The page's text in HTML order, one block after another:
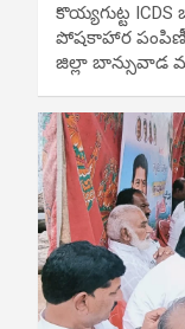
కొయ్యగుట్ట
పోషకాహార
జిల్లా బాన్సువాడ